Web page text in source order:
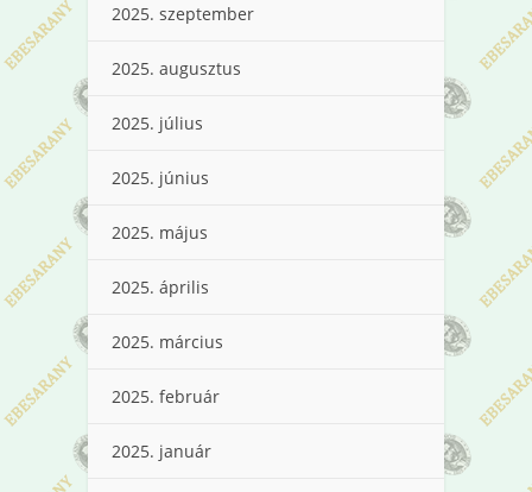
2025. szeptember
2025. augusztus
2025. július
2025. június
2025. május
2025. április
2025. március
2025. február
2025. január